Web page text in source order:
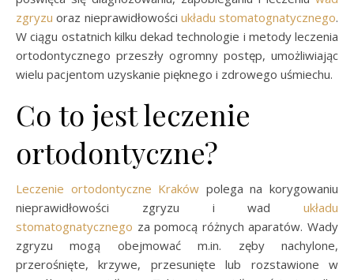
zgryzu oraz nieprawidłowości układu stomatognatycznego.
W ciągu ostatnich kilku dekad technologie i metody leczenia
ortodontycznego przeszły ogromny postęp, umożliwiając
wielu pacjentom uzyskanie pięknego i zdrowego uśmiechu.
Co to jest leczenie
ortodontyczne?
Leczenie ortodontyczne Kraków polega na korygowaniu
nieprawidłowości zgryzu i wad układu
stomatognatycznego za pomocą różnych aparatów. Wady
zgryzu mogą obejmować m.in. zęby nachylone,
przerośnięte, krzywe, przesunięte lub rozstawione w